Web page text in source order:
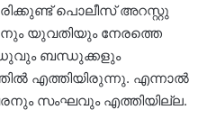
പൊലീസ് അറസ്റ്റു
യുവതിയും നേരത്തെ
ബന്ധുക്കളും
എത്തിയിരുന്നു. എന്നാൽ
സംഘവും എത്തിയില്ല.